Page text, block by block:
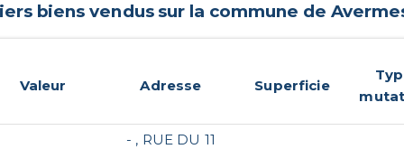
biens vendus sur la commune de
Valeur Adresse Superficie
- , RUE DU 11